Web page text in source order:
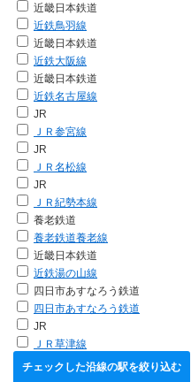
近畿日本鉄道
近鉄鳥羽線
近畿日本鉄道
近鉄大阪線
近畿日本鉄道
近鉄名古屋線
JR
ＪＲ参宮線
JR
ＪＲ名松線
JR
ＪＲ紀勢本線
養老鉄道
養老鉄道養老線
近畿日本鉄道
近鉄湯の山線
四日市あすなろう鉄道
四日市あすなろう鉄道
JR
ＪＲ草津線
チェックした沿線の駅を絞り込む